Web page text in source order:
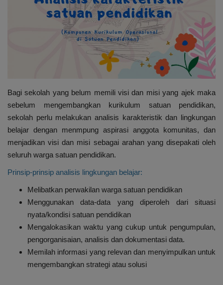
Reportase
Galleri
Audiobook
Bagi sekolah yang belum memili visi dan misi yang ajek maka
sebelum mengembangkan kurikulum satuan pendidikan,
sekolah perlu melakukan analisis karakteristik dan lingkungan
belajar dengan menmpung aspirasi anggota komunitas, dan
menjadikan visi dan misi sebagai arahan yang disepakati oleh
seluruh warga satuan pendidikan.
Prinsip-prinsip analisis lingkungan belajar:
Melibatkan perwakilan warga satuan pendidikan
Menggunakan data-data yang diperoleh dari situasi
nyata/kondisi satuan pendidikan
Mengalokasikan waktu yang cukup untuk pengumpulan,
pengorganisaian, analisis dan dokumentasi data.
Memilah informasi yang relevan dan menyimpulkan untuk
mengembangkan strategi atau solusi